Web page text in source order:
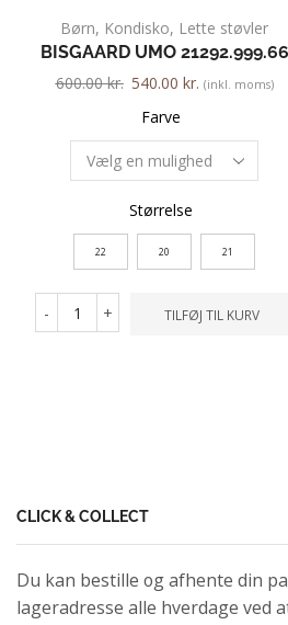
Børn, Kondisko, Lette støvler
BISGAARD UMO 21292.999.66
600.00kr. 540.00 kr. (inkl. moms)
Farve
Størrelse
22 20 21
- + TILFØJ TIL KURV
CLICK & COLLECT
Du kan bestille og afhente din
lageradresse alle hverdage ved